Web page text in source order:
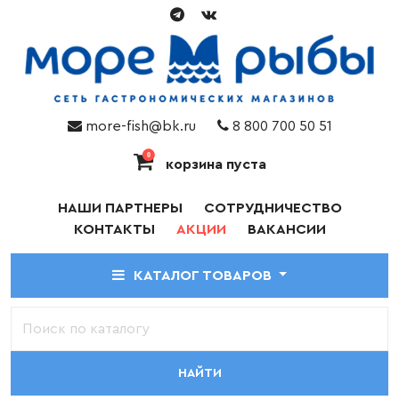
more-fish@bk.ru 8 800 700 50 51
0
корзина пуста
НАШИ ПАРТНЕРЫ
СОТРУДНИЧЕСТВО
КОНТАКТЫ
АКЦИИ ВАКАНСИИ
КАТАЛОГ ТОВАРОВ
НАЙТИ